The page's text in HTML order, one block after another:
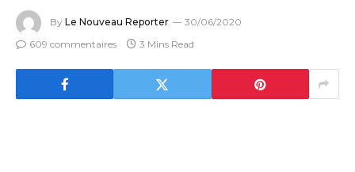
By Le Nouveau Reporter
30/06/2020
609 commentaires
3 Mins Read